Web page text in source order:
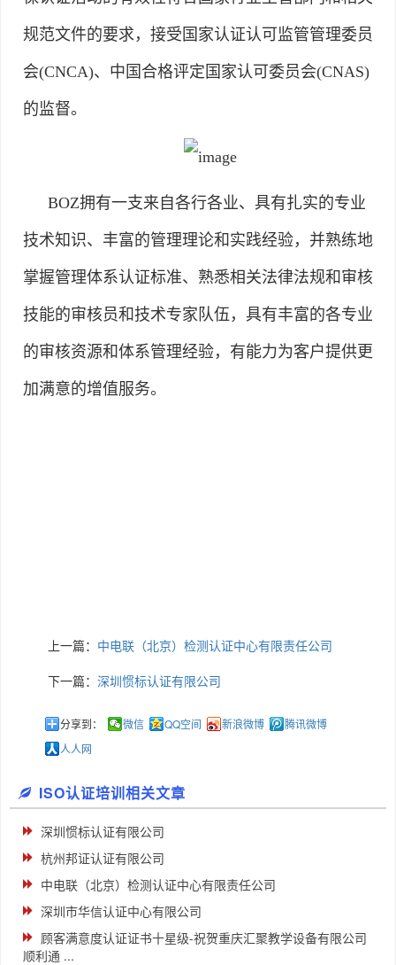
规范文件的要求，接受国家认证认可监管管理委员
会(CNCA)、中国合格评定国家认可委员会(CNAS)
的监督。
BOZ拥有一支来自各行各业、具有扎实的专业
技术知识、丰富的管理理论和实践经验，并熟练地
掌握管理体系认证标准、熟悉相关法律法规和审核
技能的审核员和技术专家队伍，具有丰富的各专业
的审核资源和体系管理经验，有能力为客户提供更
加满意的增值服务。
上一篇： 中电联（北京）检测认证中心有限责任公司
下一篇： 深圳惯标认证有限公司
分享到： 微信 QQ空间 新浪微博
腾讯微博
人人网
ISO认证培训相关文章
深圳惯标认证有限公司
杭州邦证认证有限公司
中电联（北京）检测认证中心有限责任公司
深圳市华信认证中心有限公司
顾客满意度认证证书十星级-祝贺重庆汇聚教学设备有限公司
顺利通 ...